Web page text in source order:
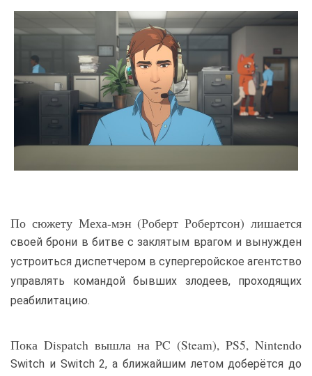
По сюжету Меха-мэн (Роберт Робертсон) лишается
своей брони в битве с заклятым врагом и вынужден
устроиться диспетчером в супергеройское агентство
управлять командой бывших злодеев, проходящих
реабилитацию.
Пока Dispatch вышла на PC (Steam), PS5, Nintendo
Switch и Switch 2, а ближайшим летом доберётся до